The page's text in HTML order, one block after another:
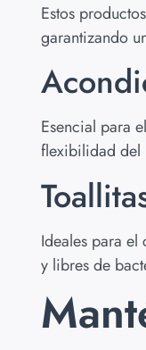
Estos
garantizando
Esencial para
flexibilidad del
Ideales para el
y libres de